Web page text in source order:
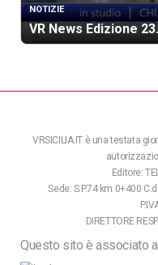
NOTIZIE
VR News Edizione
VRSICILIA.IT è una testata
Editore:
Sede: S.P.74 km 0+400
DIRETTORE
Questo sito è associato